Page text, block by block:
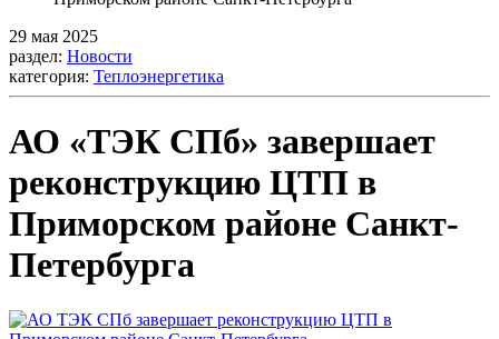
29 мая 2025
раздел: Новости
категория: Теплоэнергетика
АО «ТЭК СПб» завершает
реконструкцию ЦТП в
Приморском районе Санкт-
Петербурга